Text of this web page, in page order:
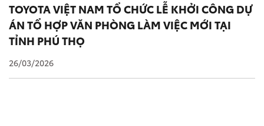
TOYOTA VIỆT NAM TỔ CHỨC LỄ KHỞI CÔNG DỰ
ÁN TỔ HỢP VĂN PHÒNG LÀM VIỆC MỚI TẠI
TỈNH PHÚ THỌ
26/03/2026